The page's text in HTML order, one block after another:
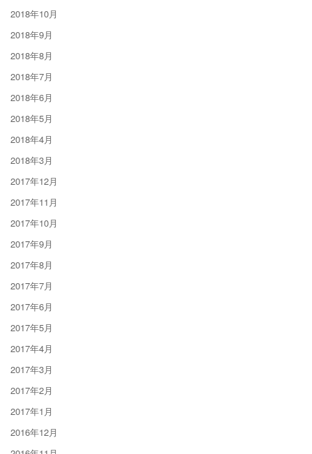
2018年10月
2018年9月
2018年8月
2018年7月
2018年6月
2018年5月
2018年4月
2018年3月
2017年12月
2017年11月
2017年10月
2017年9月
2017年8月
2017年7月
2017年6月
2017年5月
2017年4月
2017年3月
2017年2月
2017年1月
2016年12月